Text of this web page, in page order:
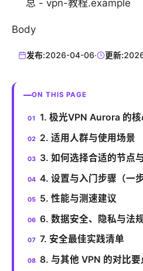
总 - vpn-教程.example
Body
发布:2026-04-06· 更新:
ON THIS PAGE
1. 极光VPN Aurora 的
2. 适用人群与使用场景
3. 如何选择合适的节点
4. 设置与入门步骤（一
5. 性能与测速建议
6. 数据安全、隐私与法
7. 安全最佳实践清单
8. 与其他 VPN 的对比要